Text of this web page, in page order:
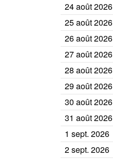
24 août 2026
25 août 2026
26 août 2026
27 août 2026
28 août 2026
29 août 2026
30 août 2026
31 août 2026
1 sept. 2026
2 sept. 2026